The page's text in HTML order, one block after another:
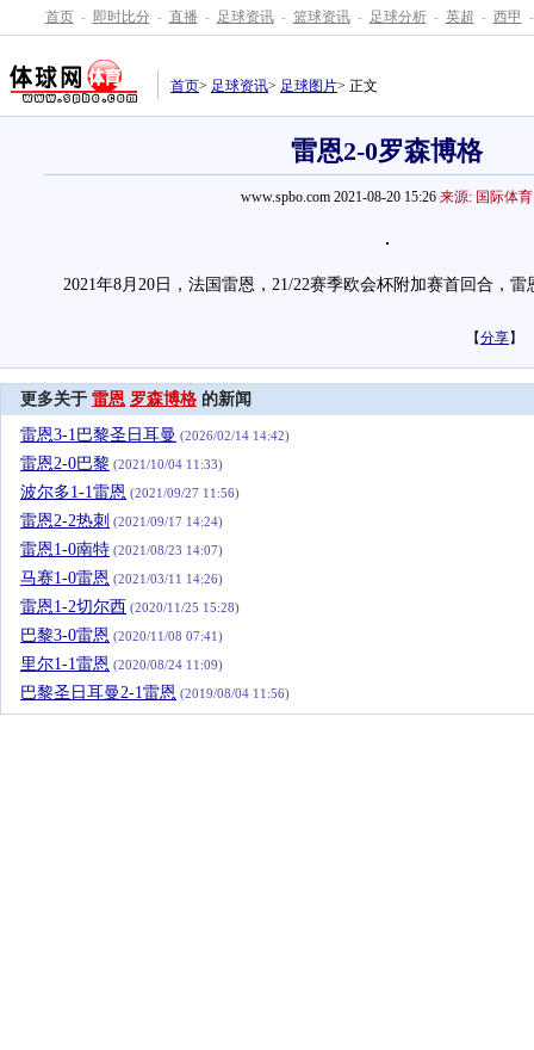
首页 - 即时比分 - 直播 - 足球资讯 - 篮球资讯 - 足球分析 - 英超 - 西甲 -
首页> 足球资讯> 足球图片> 正文
雷恩2-0罗森博格
www.spbo.com 2021-08-20 15:26 来源: 国际体育
2021年8月20日，法国雷恩，21/22赛季欧会杯附加赛首回合，雷
【分享】
更多关于 雷恩 罗森博格 的新闻
雷恩3-1巴黎圣日耳曼 (2026/02/14 14:42)
雷恩2-0巴黎 (2021/10/04 11:33)
波尔多1-1雷恩 (2021/09/27 11:56)
雷恩2-2热刺 (2021/09/17 14:24)
雷恩1-0南特 (2021/08/23 14:07)
马赛1-0雷恩 (2021/03/11 14:26)
雷恩1-2切尔西 (2020/11/25 15:28)
巴黎3-0雷恩 (2020/11/08 07:41)
里尔1-1雷恩 (2020/08/24 11:09)
巴黎圣日耳曼2-1雷恩 (2019/08/04 11:56)